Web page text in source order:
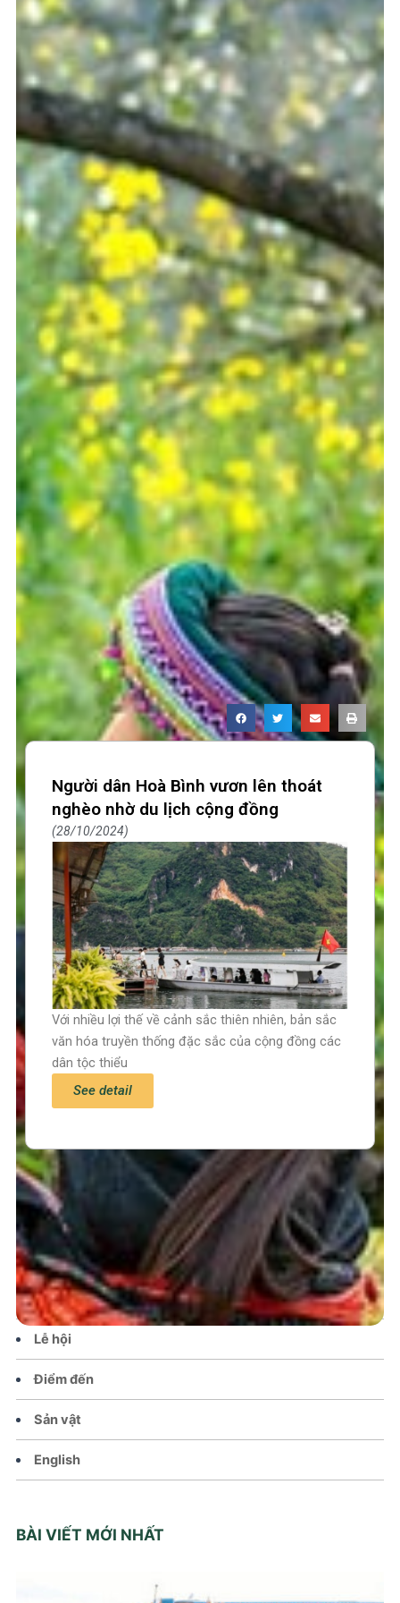
Trang chủ
Tin tức – Sự kiện
Chính sách
Văn hoá – Đời sống
Lễ hội
Điểm đến
Sản vật
English
BÀI VIẾT MỚI NHẤT
Người dân Hoà Bình vươn lên thoát
nghèo nhờ du lịch cộng đồng
28/10/2024
Với nhiều lợi thế về cảnh sắc thiên nhiên, bản sắc
văn hóa truyền thống đặc sắc của cộng đồng các
dân tộc thiểu
See detail